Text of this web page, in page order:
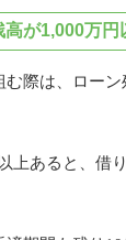
が1,000万円
む際は、ロー
上あると、借